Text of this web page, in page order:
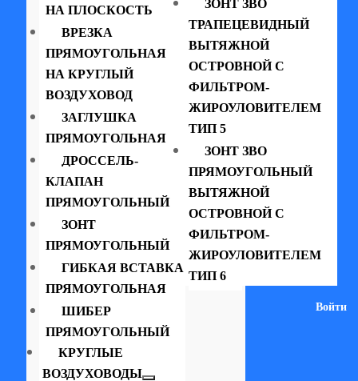
НА ПЛОСКОСТЬ
ВРЕЗКА
ПРЯМОУГОЛЬНАЯ
НА КРУГЛЫЙ
ВОЗДУХОВОД
ЗАГЛУШКА
ПРЯМОУГОЛЬНАЯ
ДРОССЕЛЬ-
КЛАПАН
ПРЯМОУГОЛЬНЫЙ
ЗОНТ
ПРЯМОУГОЛЬНЫЙ
ГИБКАЯ ВСТАВКА
ПРЯМОУГОЛЬНАЯ
ШИБЕР
ПРЯМОУГОЛЬНЫЙ
КРУГЛЫЕ
ВОЗДУХОВОДЫ
ЗОНТ ЗВО
ТРАПЕЦЕВИДНЫЙ
ВЫТЯЖНОЙ
ОСТРОВНОЙ С
ФИЛЬТРОМ-
ЖИРОУЛОВИТЕЛЕМ
ТИП 5
ЗОНТ ЗВО
ПРЯМОУГОЛЬНЫЙ
ВЫТЯЖНОЙ
ОСТРОВНОЙ С
ФИЛЬТРОМ-
ЖИРОУЛОВИТЕЛЕМ
ТИП 6
Войти